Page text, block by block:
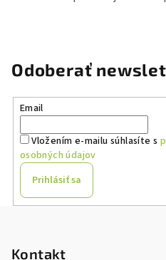
Odoberať
Email
Vložením e-mailu súhlasíte s
osobných údajov
Prihlásiť sa
Kontakt